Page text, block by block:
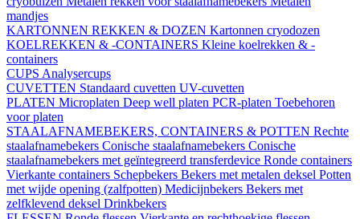
mandjes
KARTONNEN REKKEN & DOZEN Kartonnen cryodozen
KOELREKKEN & -CONTAINERS Kleine koelrekken & -
containers
CUPS Analysercups
CUVETTEN Standaard cuvetten UV-cuvetten
PLATEN Microplaten Deep well platen PCR-platen Toebehoren
voor platen
STAALAFNAMEBEKERS, CONTAINERS & POTTEN Rechte
staalafnamebekers Conische staalafnamebekers Conische
staalafnamebekers met geïntegreerd transferdevice Ronde containers
Vierkante containers Schepbekers Bekers met metalen deksel Potten
met wijde opening (zalfpotten) Medicijnbekers Bekers met
zelfklevend deksel Drinkbekers